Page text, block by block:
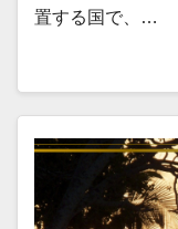
置する国で、…